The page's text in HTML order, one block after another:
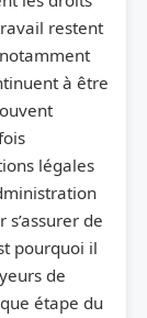
restent
à être
légales
de
pourquoi il
de
étape du